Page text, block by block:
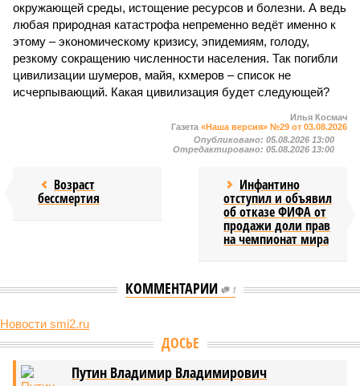
окружающей среды, истощение ресурсов и болезни. А ведь
любая природная катастрофа непременно ведёт именно к
этому – экономическому кризису, эпидемиям, голоду,
резкому сокращению численности населения. Так погибли
цивилизации шумеров, майя, кхмеров – список не
исчерпывающий. Какая цивилизация будет следующей?
Илья Космач
Газета «Наша версия» №29 от 03.08.2026
Опубликовано: 05.08.2026 13:00
Отредактировано: 05.08.2026 13:00
Возраст
бессмертия
Инфантино
отступил и объявил
об отказе ФИФА от
продажи доли прав
на чемпионат мира
КОММЕНТАРИИ 1
Новости smi2.ru
ДОСЬЕ
Путин Владимир Владимирович